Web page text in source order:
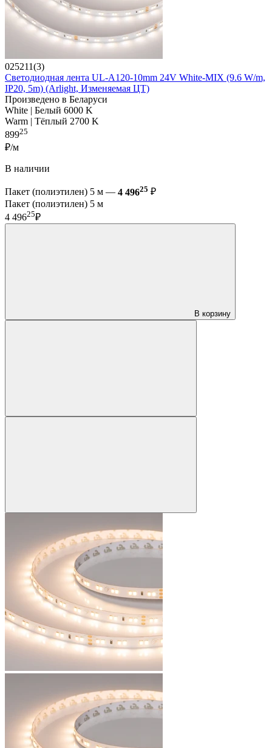
025211(3)
Светодиодная лента UL-A120-10mm 24V White-MIX (9.6 W/m,
IP20, 5m) (Arlight, Изменяемая ЦТ)
Произведено в Беларуси
White | Белый 6000 K
Warm | Тёплый 2700 K
89925
₽/м
В наличии
Пакет (полиэтилен) 5 м — 4 49625 ₽
Пакет (полиэтилен) 5 м
4 49625₽
В корзину